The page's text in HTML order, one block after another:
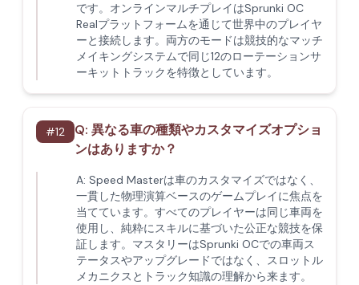
です。オンラインマルチプレイはSprunki OC
Realプラットフォームを通じて世界中のプレイヤ
ーと接続します。両方のモードは競技的なマッチ
メイキングシステムで同じ12のローテーションサ
ーキットトラックを特徴としています。
#12 Q: 異なる車の種類やカスタマイズオプショ
ンはありますか？
A: Speed Masterは車のカスタマイズではなく、
一貫した物理演算ベースのゲームプレイに焦点を
当てています。すべてのプレイヤーは同じ車両を
使用し、純粋にスキルに基づいた公正な競技を保
証します。マスタリーはSprunki OCでの車両ス
テータスやアップグレードではなく、スロットル
メカニクスとトラック知識の理解から来ます。